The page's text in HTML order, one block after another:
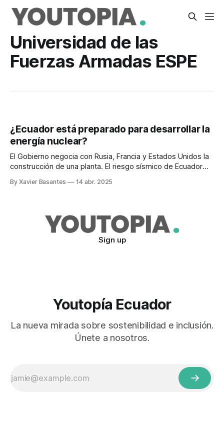
Universidad de las
Fuerzas Armadas ESPE
¿Ecuador está preparado para desarrollar la
energía nuclear?
El Gobierno negocia con Rusia, Francia y Estados Unidos la
construcción de una planta. El riesgo sísmico de Ecuador
By Xavier Basantes 14 abr. 2025
Sign up
Youtopía Ecuador
La nueva mirada sobre sostenibilidad e inclusión.
Únete a nosotros.